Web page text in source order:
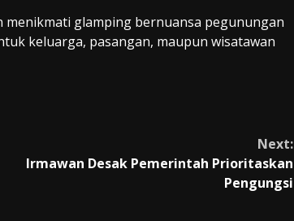
glamping bernuansa pegunungan
keluarga, pasangan, maupun wisatawan
Next:
Irmawan Desak Pemerintah Prioritaskan
Pengungsi